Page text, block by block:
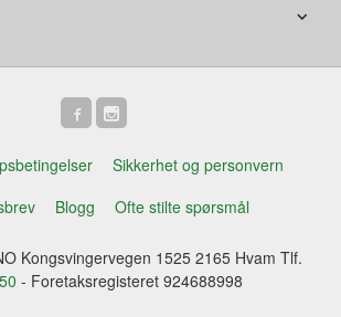
Sikkerhet og personvern
Blogg Ofte stilte spørsmål
Kongsvingervegen 1525 2165 Hvam Tlf.
- Foretaksregisteret 924688998